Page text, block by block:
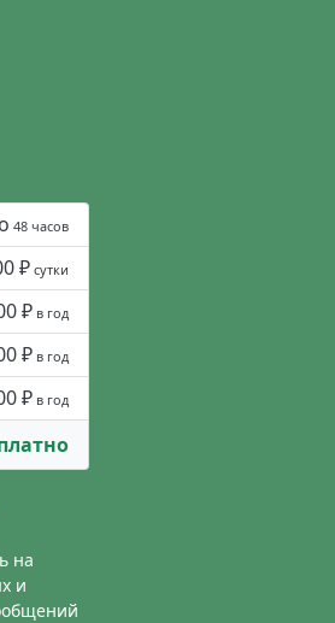
48 часов
₽сутки
₽в год
₽в год
₽в год
на
и